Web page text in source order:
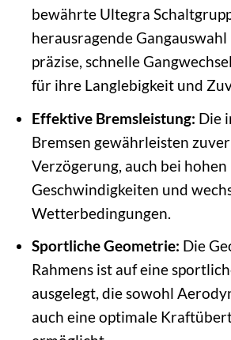
bewährte Ultegra
herausragende
präzise, schnelle
für ihre Langlebigkeit und
Effektive Bremsleistung: Die
Bremsen gewährleisten
Verzögerung, auch bei hohen
Geschwindigkeiten und
Wetterbedingungen.
Sportliche Geometrie: Die
Rahmens ist auf eine
ausgelegt, die sowohl
auch eine optimale